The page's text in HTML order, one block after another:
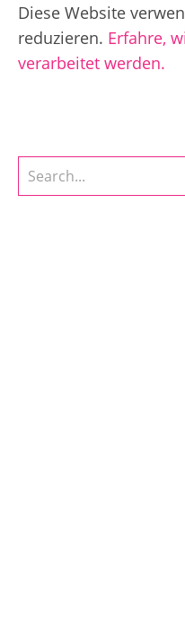
Diese Website
reduzieren. Erfahre,
verarbeitet werden.